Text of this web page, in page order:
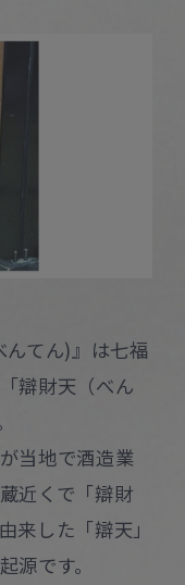
てん)』は七福
辯財天（べん
当地で酒造業
近くで「辯財
来した「辯天」
源です。